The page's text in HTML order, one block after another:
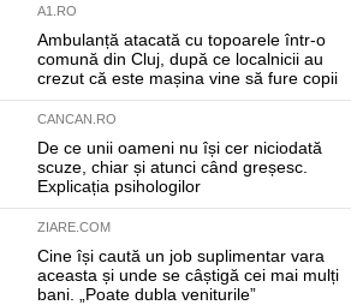
A1.RO
Ambulanță atacată cu topoarele într-o
comună din Cluj, după ce localnicii au
crezut că este mașina vine să fure copii
CANCAN.RO
De ce unii oameni nu își cer niciodată
scuze, chiar și atunci când greșesc.
Explicația psihologilor
ZIARE.COM
Cine își caută un job suplimentar vara
aceasta și unde se câștigă cei mai mulți
bani. „Poate dubla veniturile”